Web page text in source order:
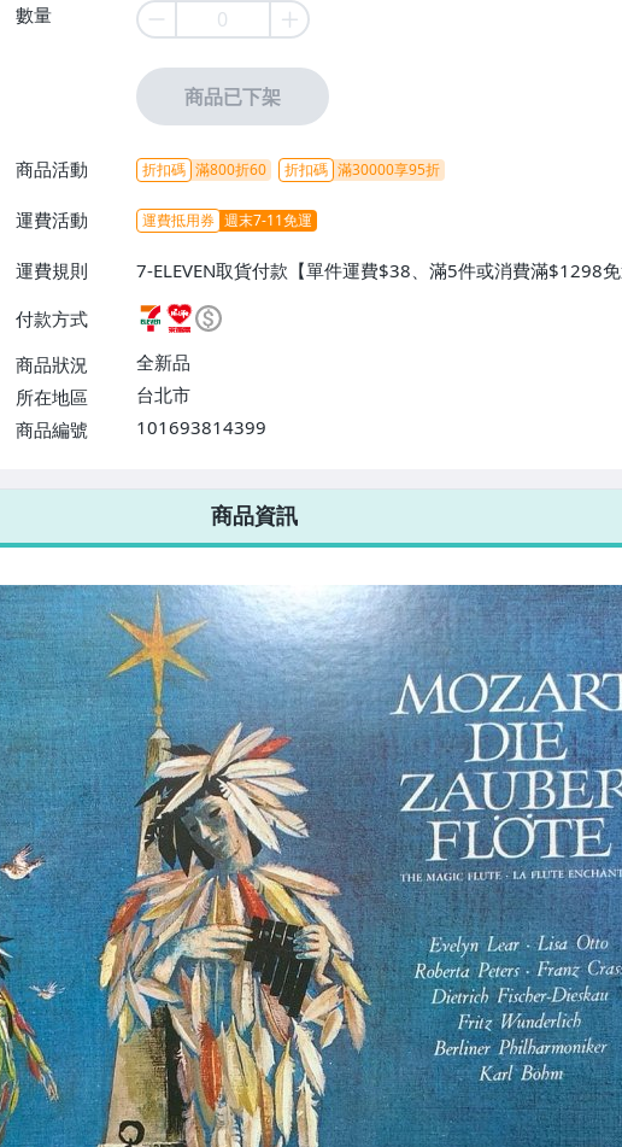
數量
商品已下架
商品活動 折扣碼 滿800折60 折扣碼 滿30000享95折
運費活動 運費抵用券 週末7-11免運
運費規則
7-ELEVEN取貨付款【單件運費$38、滿5件或消費滿$1298
ELEVEN取貨不付款【免運費】、萊爾富取貨付款【單件運費
或消費滿$1298免運費】、宅配/貨運【單件運費$120、滿5
$1598免運費】
付款方式
商品狀況
全新品
所在地區
台北市
商品編號
101693814399
7-ELEVEN 運費只要38元
不限金額、筆數，筆筆優惠無限次！
商品資訊